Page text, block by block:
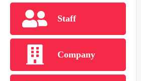
Staff
Company